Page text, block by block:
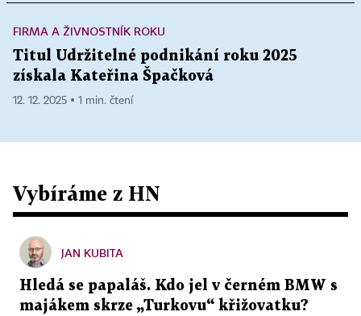
FIRMA A ŽIVNOSTNÍK ROKU
Titul Udržitelné podnikání roku 2025
získala Kateřina Špačková
12. 12. 2025 ▪ 1 min. čtení
Vybíráme z HN
JAN KUBITA
Hledá se papaláš. Kdo jel v černém BMW s
majákem skrze „Turkovu“ křižovatku?